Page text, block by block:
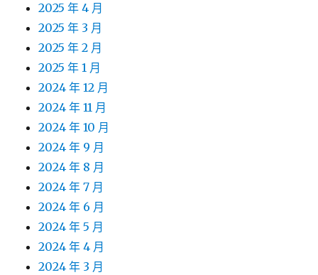
2025 年 4 月
2025 年 3 月
2025 年 2 月
2025 年 1 月
2024 年 12 月
2024 年 11 月
2024 年 10 月
2024 年 9 月
2024 年 8 月
2024 年 7 月
2024 年 6 月
2024 年 5 月
2024 年 4 月
2024 年 3 月